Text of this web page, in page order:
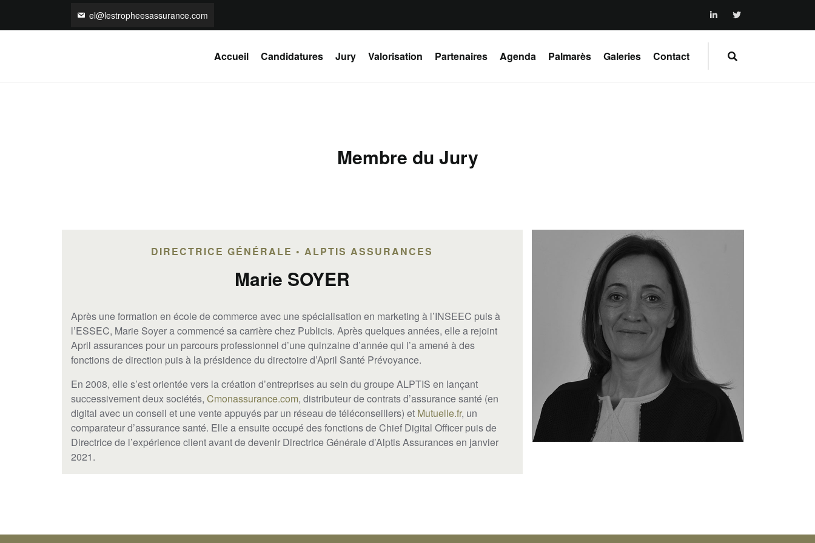
el@lestropheesassurance.com
Accueil Candidatures Jury Valorisation Partenaires Agenda Palmarès Galeries Contact
Membre du Jury
DIRECTRICE GÉNÉRALE • ALPTIS ASSURANCES
Marie SOYER
Après une formation en école de commerce avec une spécialisation en marketing à l’INSEEC puis à
l’ESSEC, Marie Soyer a commencé sa carrière chez Publicis. Après quelques années, elle a rejoint
April assurances pour un parcours professionnel d’une quinzaine d’année qui l’a amené à des
fonctions de direction puis à la présidence du directoire d’April Santé Prévoyance.
En 2008, elle s’est orientée vers la création d’entreprises au sein du groupe ALPTIS en lançant
successivement deux sociétés, Cmonassurance.com, distributeur de contrats d’assurance santé (en
digital avec un conseil et une vente appuyés par un réseau de téléconseillers) et Mutuelle.fr, un
comparateur d’assurance santé. Elle a ensuite occupé des fonctions de Chief Digital Officer puis de
Directrice de l’expérience client avant de devenir Directrice Générale d’Alptis Assurances en janvier
2021.